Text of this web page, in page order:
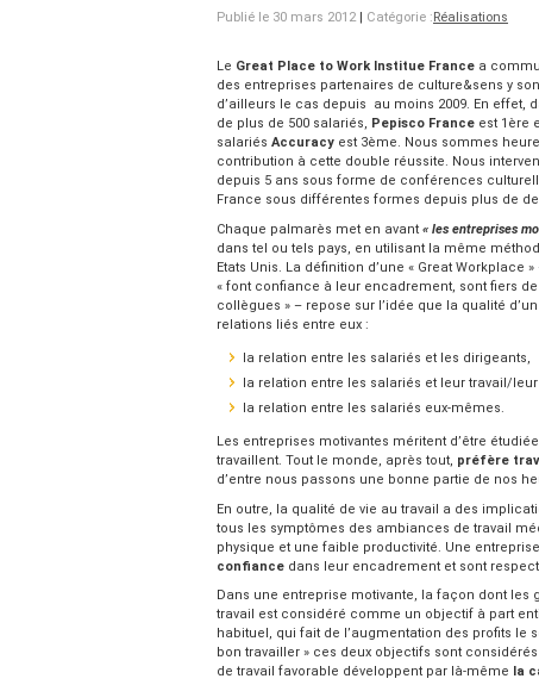
Publié le 30 mars 2012| Catégorie :Réalisations
Le Great Place to Work Institue France a
des entreprises partenaires de culture&sens y
d’ailleurs le cas depuis au moins 2009. En effet,
de plus de 500 salariés, Pepisco France est 1ère
salariés Accuracy est 3ème. Nous sommes
contribution à cette double réussite. Nous
depuis 5 ans sous forme de conférences
France sous différentes formes depuis plus de
Chaque palmarès met en avant « les entreprises
dans tel ou tels pays, en utilisant la même
Etats Unis. La définition d’une « Great Workplace
« font confiance à leur encadrement, sont fiers
collègues » – repose sur l’idée que la qualité
relations liés entre eux :
la relation entre les salariés et les dirigeants,
la relation entre les salariés et leur travail/
la relation entre les salariés eux-mêmes.
Les entreprises motivantes méritent d’être
travaillent. Tout le monde, après tout, préfère
d’entre nous passons une bonne partie de nos
En outre, la qualité de vie au travail a des
tous les symptômes des ambiances de travail
physique et une faible productivité. Une
confiance dans leur encadrement et sont
Dans une entreprise motivante, la façon dont
travail est considéré comme un objectif à part
habituel, qui fait de l’augmentation des profits
bon travailler » ces deux objectifs sont
de travail favorable développent par là-même
la